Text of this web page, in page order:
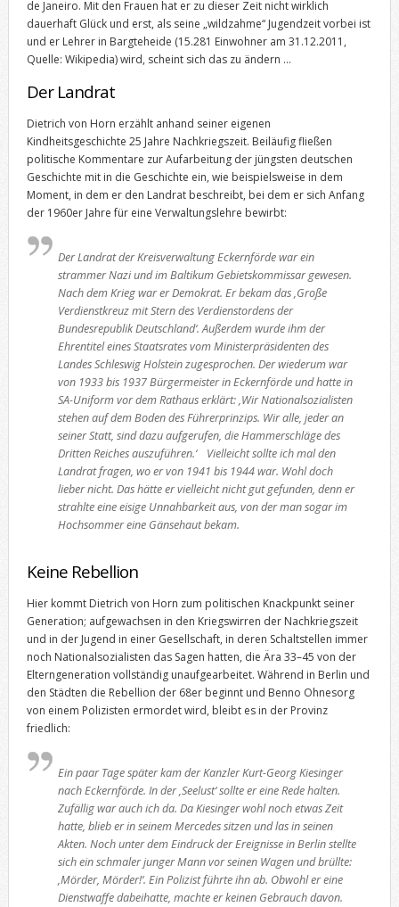
de Janeiro. Mit den Frauen hat er zu dieser Zeit nicht wirklich
dauerhaft Glück und erst, als seine „wildzahme“ Jugendzeit vorbei ist
und er Lehrer in Bargteheide (15.281 Einwohner am 31.12.2011,
Quelle: Wikipedia) wird, scheint sich das zu ändern …
Der Landrat
Dietrich von Horn erzählt anhand seiner eigenen
Kindheitsgeschichte 25 Jahre Nachkriegszeit. Beiläufig fließen
politische Kommentare zur Aufarbeitung der jüngsten deutschen
Geschichte mit in die Geschichte ein, wie beispielsweise in dem
Moment, in dem er den Landrat beschreibt, bei dem er sich Anfang
der 1960er Jahre für eine Verwaltungslehre bewirbt:
Der Landrat der Kreisverwaltung Eckernförde war ein
strammer Nazi und im Baltikum Gebietskommissar gewesen.
Nach dem Krieg war er Demokrat. Er bekam das ‚Große
Verdienstkreuz mit Stern des Verdienstordens der
Bundesrepublik Deutschland‘. Außerdem wurde ihm der
Ehrentitel eines Staatsrates vom Ministerpräsidenten des
Landes Schleswig Holstein zugesprochen. Der wiederum war
von 1933 bis 1937 Bürgermeister in Eckernförde und hatte in
SA-Uniform vor dem Rathaus erklärt: ‚Wir Nationalsozialisten
stehen auf dem Boden des Führerprinzips. Wir alle, jeder an
seiner Statt, sind dazu aufgerufen, die Hammerschläge des
Dritten Reiches auszuführen.‘ Vielleicht sollte ich mal den
Landrat fragen, wo er von 1941 bis 1944 war. Wohl doch
lieber nicht. Das hätte er vielleicht nicht gut gefunden, denn er
strahlte eine eisige Unnahbarkeit aus, von der man sogar im
Hochsommer eine Gänsehaut bekam.
Keine Rebellion
Hier kommt Dietrich von Horn zum politischen Knackpunkt seiner
Generation; aufgewachsen in den Kriegswirren der Nachkriegszeit
und in der Jugend in einer Gesellschaft, in deren Schaltstellen immer
noch Nationalsozialisten das Sagen hatten, die Ära 33–45 von der
Elterngeneration vollständig unaufgearbeitet. Während in Berlin und
den Städten die Rebellion der 68er beginnt und Benno Ohnesorg
von einem Polizisten ermordet wird, bleibt es in der Provinz
friedlich:
Ein paar Tage später kam der Kanzler Kurt-Georg Kiesinger
nach Eckernförde. In der ‚Seelust‘ sollte er eine Rede halten.
Zufällig war auch ich da. Da Kiesinger wohl noch etwas Zeit
hatte, blieb er in seinem Mercedes sitzen und las in seinen
Akten. Noch unter dem Eindruck der Ereignisse in Berlin stellte
sich ein schmaler junger Mann vor seinen Wagen und brüllte:
‚Mörder, Mörder!‘. Ein Polizist führte ihn ab. Obwohl er eine
Dienstwaffe dabeihatte, machte er keinen Gebrauch davon.